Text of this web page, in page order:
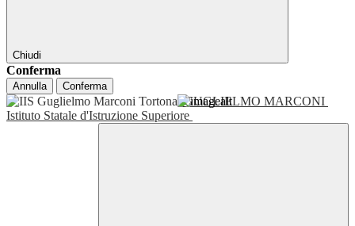
Chiudi
Conferma
Annulla Conferma
GUGLIELMO MARCONI
Istituto Statale d'Istruzione Superiore